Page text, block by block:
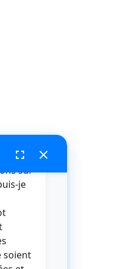
fullscreen close
sur
je
soient